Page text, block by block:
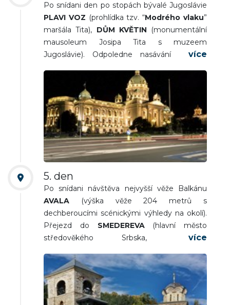
Po snídani den po stopách bývalé Jugoslávie
PLAVI VOZ (prohlídka tzv. “Modrého vlaku”
maršála Tita), DŮM KVĚTIN
(monumentální
mausoleum Josipa Tita s muzeem
Jugoslávie). Odpoledne nasávání unikátní
a večer návštěva bohémské
ZEMUN
. Návrat na ubytování. Večeře a
nocleh.
5. den
Po snídani návštěva nejvyšší věže Balkánu
AVALA
(výška věže 204 metrů s
dechberoucími scénickými výhledy na okolí).
Přejezd do SMEDEREVA (hlavní město
středověkého Srbska, prohlídka
opevnění jihovýchodní Evropy),MANASIJA
(prohlídka pravoslavného kláštera z 15. století
s působivými hradbami). Přejezd na
ubytování. Večeře a nocleh.